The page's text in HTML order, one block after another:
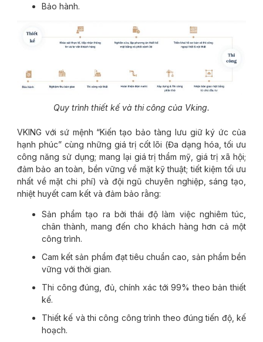
Bảo hành.
Quy trình thiết kế và thi công của Vking.
VKING với sứ mệnh “Kiến tạo bảo tàng lưu giữ ký ức của
hạnh phúc” cùng những giá trị cốt lõi (Đa dạng hóa, tối ưu
công năng sử dụng; mang lại giá trị thẩm mỹ, giá trị xã hội;
đảm bảo an toàn, bền vững về mặt kỹ thuật; tiết kiệm tối ưu
nhất về mặt chi phí) và đội ngũ chuyên nghiệp, sáng tạo,
nhiệt huyết cam kết và đảm bảo rằng:
Sản phẩm tạo ra bởi thái độ làm việc nghiêm túc,
chân thành, mang đến cho khách hàng hơn cả một
công trình.
Cam kết sản phẩm đạt tiêu chuẩn cao, sản phẩm bền
vững với thời gian.
Thi công đúng, đủ, chính xác tới 99% theo bản thiết
kế.
Thiết kế và thi công công trình theo đúng tiến độ, kế
hoạch.